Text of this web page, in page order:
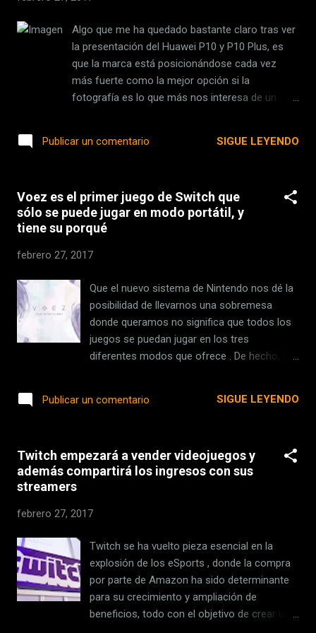
las poblaciones asiáticas, empezando por India,
que contribuirá en la mitad de este
crecimiento.También aumentará el número de
teléfonos con conectividad a internet móvil, ya
sea 3G o 4G: actualmente un 55% de los móviles
progresarán los dispositivo...
Algo que me ha quedado bastante claro tras ver
la presentación del Huawei P10 y P10 Plus, es
que la marca está posicionándose cada vez
más fuerte como la mejor opción si la
fotografía es lo que más nos interesa de un
tareas básicas de un smartphone, igualando a
le queda a la gama alta para justificar su
existencia? Un mejor rendimiento, claro, pero el
aspecto más importante, es el fotográfico. Y si
la fotografía les interesa, si les encanta tener la
en sus bolsillos, siempre al alcance, Huawei es
una de las alternativas más sólidas. La c ámara
del Huawei P9 me encantó, como pudieron ver
en mi reseña. La del Mate 9, smartphone que
estoy probando y cuya reseña saldrá esta
mejorar ...
Publicar un comentario SIGUE LEYENDO
Voez es el primer juego de Switch que
sólo se puede jugar en modo portátil, y
tiene su porqué
febrero 27, 2017
Que el nuevo sistema de Nintendo nos dé la
posibilidad de llevarnos una sobremesa
donde queramos no significa que todos los
juegos se puedan jugar en los tres
diferentes modos que ofrece . De hecho, no
Nintendo Switch está conectada al Dock.
de las funciones táctiles de Switch para
ofrecer una propuesta narrativa basada en el
inaccesible cuando tenemos la consola está
taiwanés Rayark Games, 'Voez' actualmente
está disponible gratuitamente (eso sí, con
micropagos) en iOS y Android desde
mediados de 2016 y nos ofrece la
posibilidad de conocer a una serie de
Publicar un comentario SIGUE LEYENDO
Twitch empezará a vender videojuegos y
además compartirá los ingresos con sus
streamers
febrero 27, 2017
Twitch se ha vuelto pieza esencial en la
explosión de los eSports , donde la compra
por parte de Amazon ha sido determinante
para su crecimiento y ampliación de
beneficios, todo con el objetivo de crear una